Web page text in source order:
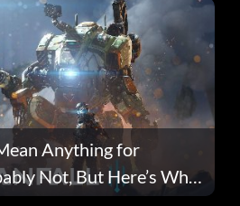
Anything for
Not, But Here’s Why